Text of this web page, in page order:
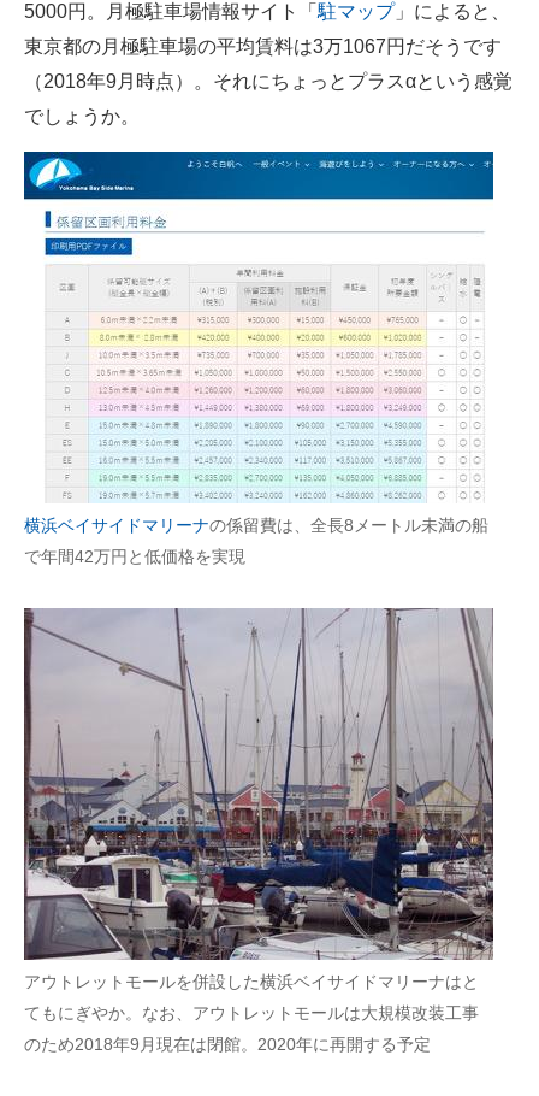
5000円。月極駐車場情報サイト「 駐マップ」によると、
東京都の月極駐車場の平均賃料は3万1067円だそうです
（2018年9月時点）。それにちょっとプラスαという感覚
でしょうか。
横浜ベイサイドマリーナの係留費は、全長8メートル未満の船
で年間42万円と低価格を実現
アウトレットモールを併設した横浜ベイサイドマリーナはと
てもにぎやか。なお、アウトレットモールは大規模改装工事
のため2018年9月現在は閉館。2020年に再開する予定